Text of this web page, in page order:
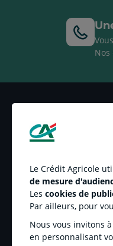
Le Crédit Agricole
de mesure
Les cookies de
Par ailleurs, pour
Nous vous invitons
en personnalisant